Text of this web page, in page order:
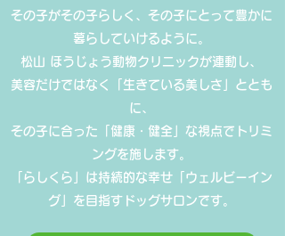
その子がその子らしく、その子にとって豊かに
暮らしていけるように。
松山 ほうじょう動物クリニックが連動し、
美容だけではなく「生きている美しさ」ととも
に、
その子に合った「健康・健全」な視点でトリミ
ングを施します。
​「らしくら」は持続的な幸せ「ウェルビーイン
グ」を目指すドッグサロンです。